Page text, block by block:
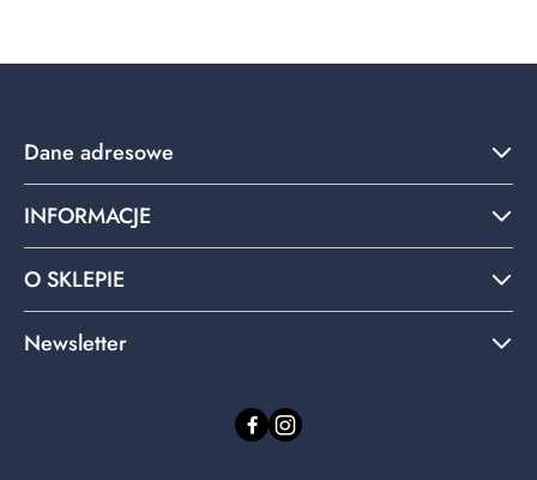
Dane adresowe
INFORMACJE
O SKLEPIE
Newsletter